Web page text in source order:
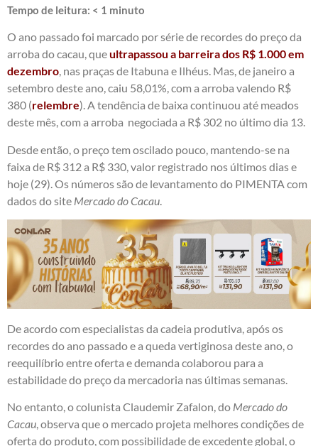
Tempo de leitura: < 1 minuto
O ano passado foi marcado por série de recordes do preço da
arroba do cacau, queultrapassou a barreira dos R$ 1.000 em
dezembro, nas praças de Itabuna e Ilhéus. Mas, de janeiro a
setembro deste ano, caiu 58,01%, com a arroba valendo R$
380 (relembre). A tendência de baixa continuou até meados
deste mês, com a arroba negociada a R$ 302 no último dia 13.
Desde então, o preço tem oscilado pouco, mantendo-se na
faixa de R$ 312 a R$ 330, valor registrado nos últimos dias e
hoje (29). Os números são de levantamento do PIMENTA com
dados do site Mercado do Cacau
De acordo com especialistas da cadeia produtiva, após os
recordes do ano passado e a queda vertiginosa deste ano, o
reequilíbrio entre oferta e demanda colaborou para a
estabilidade do preço da mercadoria nas últimas semanas.
No entanto, o colunista Claudemir Zafalon, do Mercado do
Cacau, observa que o mercado projeta melhores condições de
oferta do produto, com possibilidade de excedente global, o